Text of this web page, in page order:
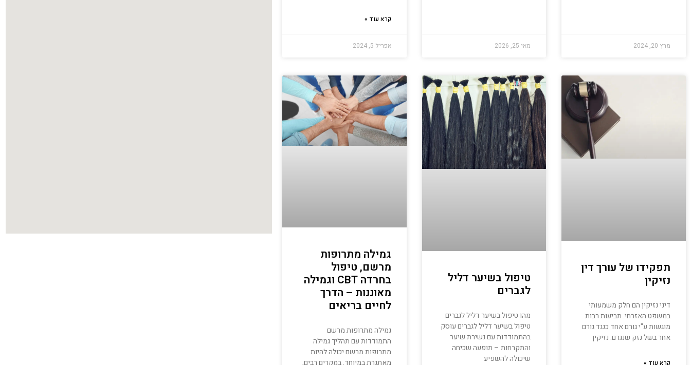
מרץ 20, 2024 מאי 25, 2026
קרא עוד »
אפריל 5, 2024
תפקידו של עורך דין
נזיקין
דיני נזיקין הם חלק משמעותי
במשפט האזרחי. תביעות רבות
מוגשות ע"י גורם אחד כנגד גורם
אחר בשל נזק שנגרם. נזיקין
קרא עוד »
טיפול בשיער דליל
לגברים
מהו טיפול בשיער דליל לגברים
טיפול בשיער דליל לגברים עוסק
בהתמודדות עם נשירת שיער
והתקרחות – תופעה שכיחה
שיכולה להשפיע
גמילה מתרופות
מרשם, טיפול
בחרדה CBT וגמילה
מאוננות – הדרך
לחיים בריאים
גמילה מתרופות מרשם
התמודדות עם תהליך גמילה
מתרופות מרשם יכולה להיות